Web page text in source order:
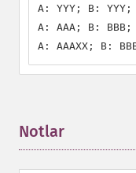
A: YYY; B: YYY;
A: AAA; B: BBB;
A: AAAXX; B:
Notlar